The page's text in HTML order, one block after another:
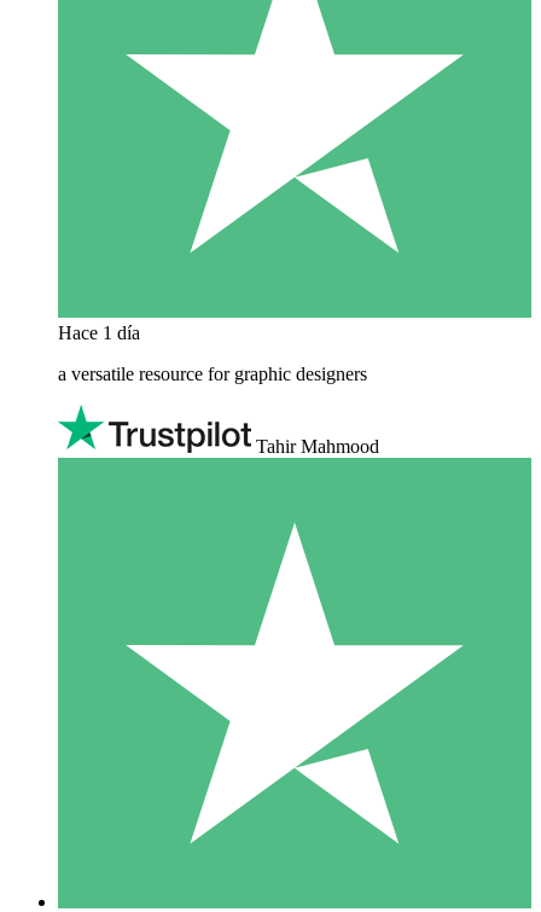
Hace 1 día
a versatile resource for graphic designers
Tahir Mahmood